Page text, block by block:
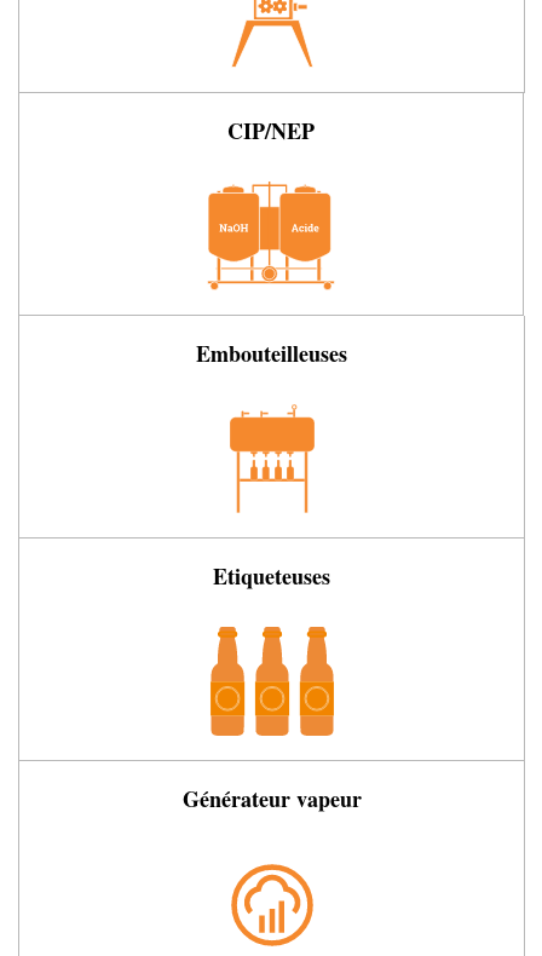
CIP/NEP
Embouteilleuses
Etiqueteuses
Générateur vapeur